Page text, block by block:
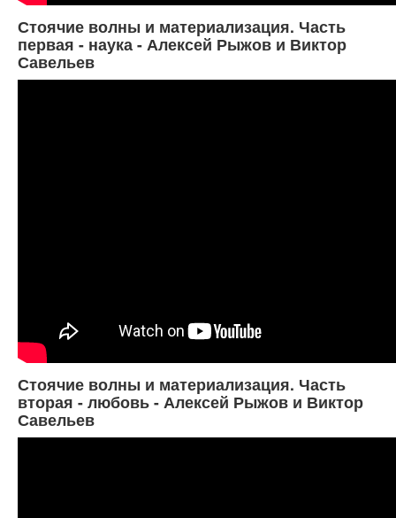
Стоячие волны и материализация. Часть
первая - наука - Алексей Рыжов и Виктор
Савельев
Стоячие волны и материализация. Часть
вторая - любовь - Алексей Рыжов и Виктор
Савельев